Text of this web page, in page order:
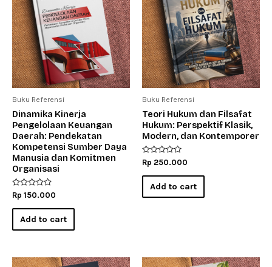
Buku Referensi
Dinamika Kinerja
Pengelolaan Keuangan
Daerah: Pendekatan
Kompetensi Sumber Daya
Manusia dan Komitmen
Organisasi
Rated
0
out
Rp 150.000
Add to cart
Buku Referensi
Teori Hukum dan Filsafat
Hukum: Perspektif Klasik,
Modern, dan Kontemporer
Rated
0
out
Rp 250.000
Add to cart